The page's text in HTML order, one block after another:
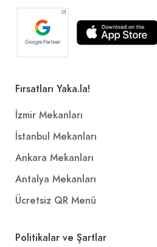
Fırsatları Yaka.la!
İzmir Mekanları
İstanbul Mekanları
Ankara Mekanları
Antalya Mekanları
Ücretsiz QR Menü
Politikalar ve Şartlar